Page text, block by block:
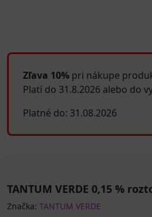
Zľava 10% pri nákupe
Platí do 31.8.2026 alebo do
Platné do: 31.08.2026
TANTUM VERDE 0,15 %
Značka: TANTUM VERDE